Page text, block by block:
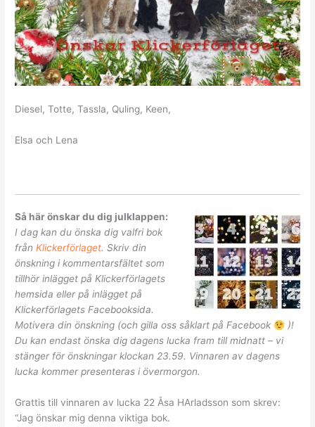
Diesel, Totte, Tassla, Quling, Keen,
Elsa och Lena
Så här önskar du dig julklappen:
I dag kan du önska dig valfri bok
frånKlickerförlaget. Skriv din
önskning i kommentarsfältet som
tillhör inlägget på Klickerförlagets
hemsida eller på inlägget på
Klickerförlagets Facebooksida.
Motivera din önskning (och gilla oss såklart på Facebook
)!
Du kan endast önska dig dagens lucka fram till midnatt – vi
stänger för önskningar klockan 23.59. Vinnaren av dagens
lucka kommer presenteras i övermorgon.
Grattis till vinnaren av lucka 22 Åsa HArladsson som skrev:
“Jag önskar mig denna viktiga bok.